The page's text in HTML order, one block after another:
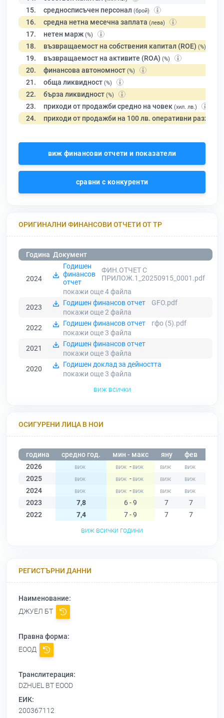
15. средносписъчен персонал (брой)
16. средна нетна месечна заплата (лева)
17. нетен марж (%)
18. възвращаемост на собствения капитал (ROE) (%)
19. възвращаемост на активите (ROA) (%)
20. финансова автономност (%)
21. обща ликвидност (%)
22. бърза ликвидност (%)
23. приходи от продажби средно на човек (хил. лв.)
24. приходи от продажби на 100 лв. оперативни разходи
виж финансови отчети и показатели
сравни с конкуренти
ОРИГИНАЛНИ ФИНАНСОВИ ОТЧЕТИ ОТ ТР
Година Документ
2024
Годишен
финансов
отчет
ФИН.ОТЧЕТ С
ПРИЛОЖ.1_20250915_0001.pdf
покажи още 4файла
2023
Годишен финансов отчет
GFO.pdf
покажи още 2файла
2022
Годишен финансов отчет
гфо (5).pdf
покажи още 3 файла
2021
Годишен финансов отчет
покажи още 3 файла
2020
Годишен доклад за дейността
покажи още 3 файла
виж всички
ОСИГУРЕНИ ЛИЦА В НОИ
година средно год. мин - макс яну фев
2026
-
2025
-
2024
-
2023
7,8 6 - 9 7 7
2022
7,4 7 - 9 7 7
виж всички години
РЕГИСТЪРНИ ДАННИ
Наименование:
ДЖУЕЛ БТ
Правна форма:
ЕООД
Транслитерация:
DZHUEL BT EOOD
ЕИК:
200367112